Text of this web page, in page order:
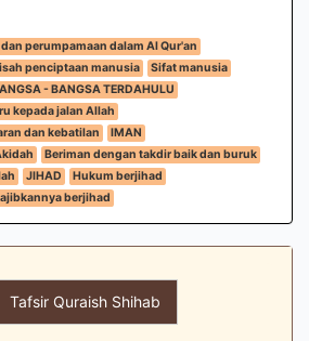
perumpamaan dalam Al Qur'an
penciptaan manusia
Sifat manusia
- BANGSA TERDAHULU
kepada jalan Allah
dan kebatilan
IMAN
Beriman dengan takdir baik dan buruk
JIHAD
Hukum berjihad
berjihad
Tafsir Quraish Shihab